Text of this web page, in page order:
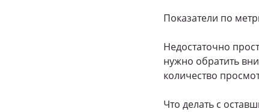
Показатели по
Недостаточно
нужно обратить
количество
Что делать с